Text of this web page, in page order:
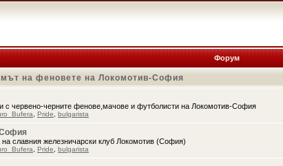
Форум
на феновете на Локомотив-София
с червено-черните фенове,мачове и футболисти на Локомотив-София
Pride bulgarista
на славния железничарски клуб Локомотив (София)
Pride bulgarista